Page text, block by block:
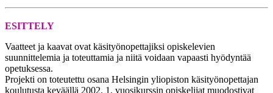
ESITTELY
Vaatteet ja kaavat ovat käsityönopettajiksi opiskelevien
suunnittelemia ja toteuttamia ja niitä voidaan vapaasti hyödyntää
opetuksessa.
Projekti on toteutettu osana Helsingin yliopiston käsityönopettajan
koulutusta keväällä 2002. 1. vuosikurssin opiskelijat muodostivat